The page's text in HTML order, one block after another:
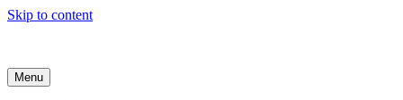
Skip to content
Menu